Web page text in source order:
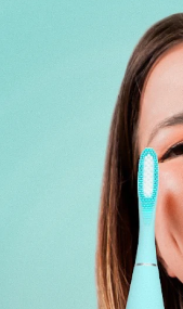
FAQ™ Pure
BREAKING NEWS
issa™ Teeth
Français